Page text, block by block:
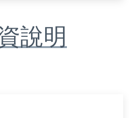
說明